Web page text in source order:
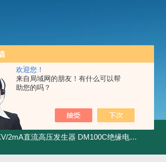
欢迎您！
来自局域网的朋友！有什么可以帮
助您的吗？
2mA直流高压发生器 DM100C绝缘电阻测试仪